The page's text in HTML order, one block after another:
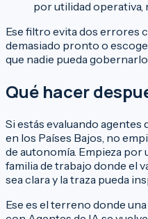
por utilidad operativa,
Ese filtro evita dos errores
demasiado pronto o
que nadie pueda
Qué hacer
Si estás evaluando
en los Países Bajos, no
de autonomía. Empieza por
familia de trabajo donde el
sea clara y la traza pueda
Ese es el terreno donde